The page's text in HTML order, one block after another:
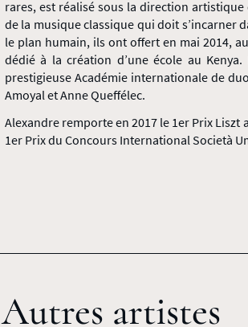
rares, est réalisé sous la direction artistique
de la musique classique qui doit s’incarner
le plan humain, ils ont offert en mai 2014,
dédié à la création d’une école au
prestigieuse Académie internationale de
Amoyal et Anne Queffélec.
Alexandre remporte en 2017 le 1er Prix
1er Prix du Concours International Società
Autres artistes